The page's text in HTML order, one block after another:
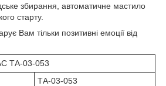
збирання, автоматичне мастило
старту.
Вам тільки позитивні емоції від
ТА-03-053
ТА-03-053